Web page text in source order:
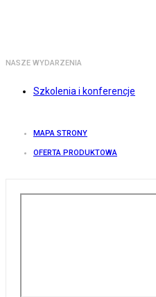
NASZE WYDARZENIA
Szkolenia i konferencje
MAPA STRONY
OFERTA PRODUKTOWA